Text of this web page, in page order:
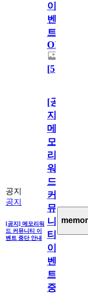
이
벤
트
OPEN!
[5]
공지
공지
[공지] 메모리워
드 커뮤니티 이
벤트 중단 안내
[공
지]
메
모
리
워
드
커
뮤
니
티
이
벤
트
중